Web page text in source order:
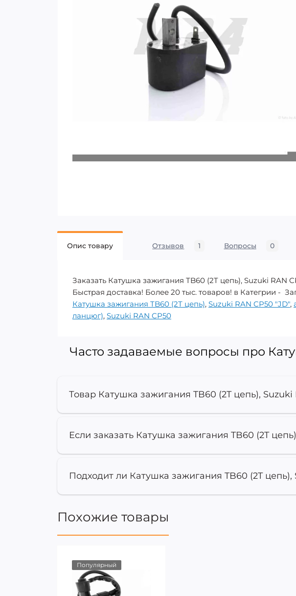
Опис товару Отзывов 1 Вопросы 0
Заказать Катушка зажигания TB60 (2T цепь), Suzuki
Быстрая доставка! Более 20 тыс. товаров! в Категрии -
Катушка зажигания TB60 (2T цепь), Suzuki RAN CP50 "JD",
ланцюг), Suzuki RAN CP50
Часто задаваемые вопросы про
Товар Катушка зажигания TB60 (2T цепь),
Если заказать Катушка зажигания TB60 (2T
Подходит ли Катушка зажигания TB60 (2T
Похожие товары
Популярный